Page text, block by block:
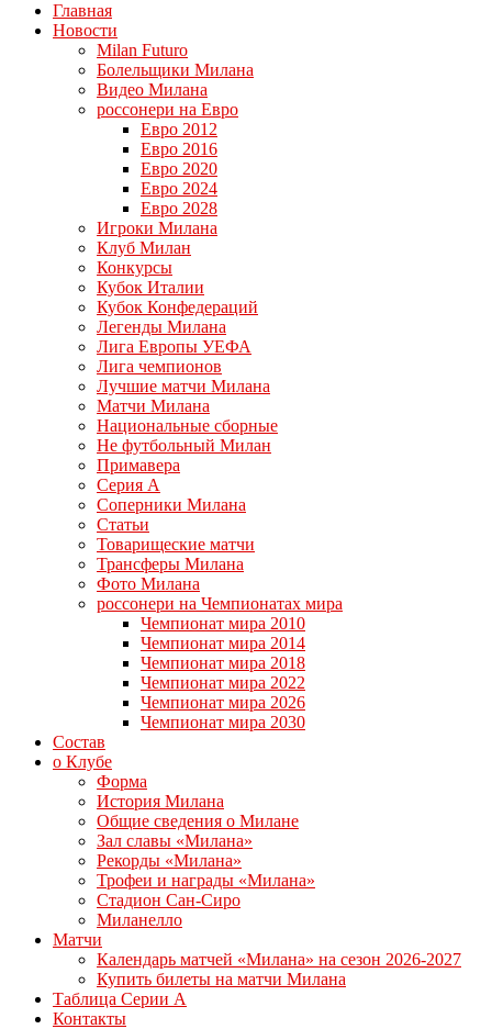
Главная
Новости
Milan Futuro
Болельщики Милана
Видео Милана
россонери на Евро
Евро 2012
Евро 2016
Евро 2020
Евро 2024
Евро 2028
Игроки Милана
Клуб Милан
Конкурсы
Кубок Италии
Кубок Конфедераций
Легенды Милана
Лига Европы УЕФА
Лига чемпионов
Лучшие матчи Милана
Матчи Милана
Национальные сборные
Не футбольный Милан
Примавера
Серия А
Соперники Милана
Статьи
Товарищеские матчи
Трансферы Милана
Фото Милана
россонери на Чемпионатах мира
Чемпионат мира 2010
Чемпионат мира 2014
Чемпионат мира 2018
Чемпионат мира 2022
Чемпионат мира 2026
Чемпионат мира 2030
Состав
о Клубе
Форма
История Милана
Общие сведения о Милане
Зал славы «Милана»
Рекорды «Милана»
Трофеи и награды «Милана»
Стадион Сан-Сиро
Миланелло
Матчи
Календарь матчей «Милана» на сезон 2026-2027
Купить билеты на матчи Милана
Таблица Серии А
Контакты